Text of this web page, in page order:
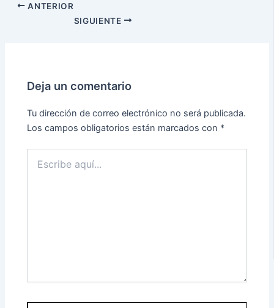
ANTERIOR
SIGUIENTE
Deja un comentario
Tu dirección de correo electrónico no será publicada.
Los campos obligatorios están marcados con *
aquí...